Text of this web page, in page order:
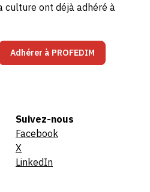
culture ont déjà adhéré à
Adhérer à PROFEDIM
Suivez-nous
Facebook
X
LinkedIn